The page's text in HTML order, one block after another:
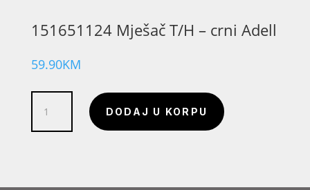
151651124 Mješač T/H – crni Adell
59.90KM
Mješač
T/H
DODAJ U KORPU